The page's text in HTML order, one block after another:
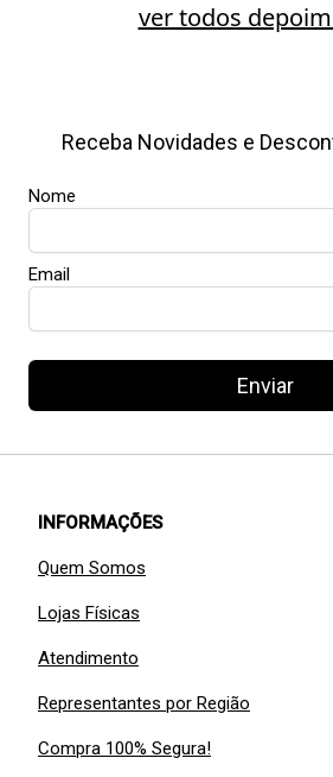
ver todos
Receba Novidades e
Nome
Email
Enviar
INFORMAÇÕES
Quem Somos
Lojas Físicas
Atendimento
Representantes por Região
Compra 100% Segura!